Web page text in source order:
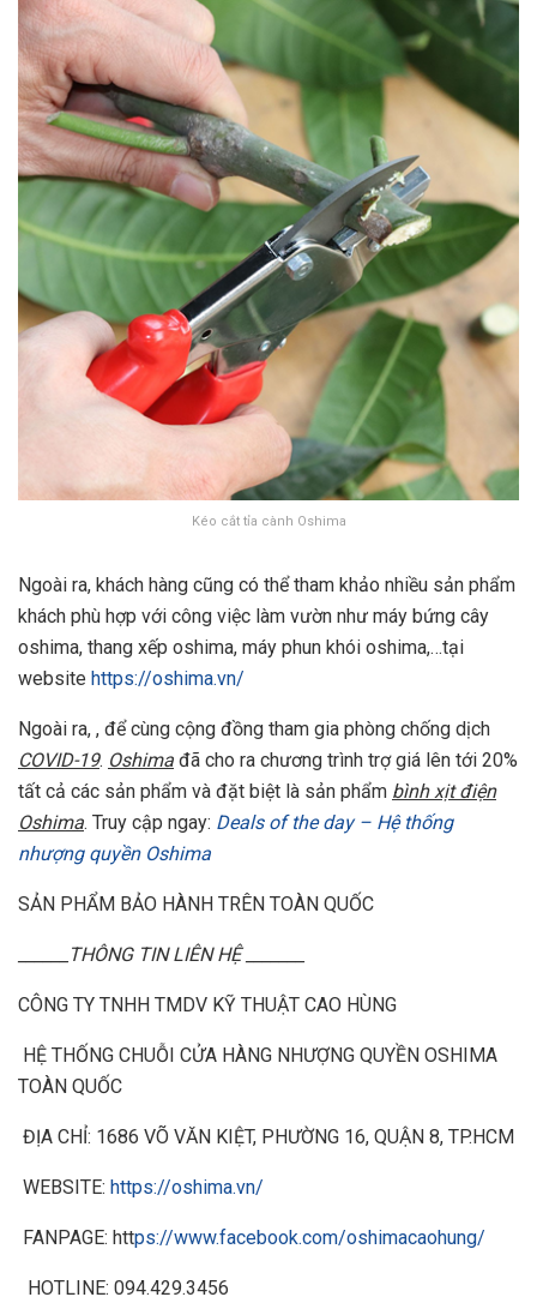
Kéo cắt tỉa cành Oshima
Ngoài ra, khách hàng cũng có thể tham khảo nhiều sản phẩm
khách phù hợp với công việc làm vườn như máy bứng cây
oshima, thang xếp oshima, máy phun khói oshima,…tại
website https://oshima.vn/
Ngoài ra, , để cùng cộng đồng tham gia phòng chống dịch
COVID-19. Oshima đã cho ra chương trình trợ giá lên tới 20%
tất cả các sản phẩm và đặt biệt là sản phẩm bình xịt điện
Oshima. Truy cập ngay: Deals of the day – Hệ thống
nhượng quyền Oshima
SẢN PHẨM BẢO HÀNH TRÊN TOÀN QUỐC
______THÔNG TIN LIÊN HỆ _______
CÔNG TY TNHH TMDV KỸ THUẬT CAO HÙNG
HỆ THỐNG CHUỖI CỬA HÀNG NHƯỢNG QUYỀN OSHIMA
TOÀN QUỐC
ĐỊA CHỈ: 1686 VÕ VĂN KIỆT, PHƯỜNG 16, QUẬN 8, TP.HCM
WEBSITE: https://oshima.vn/
FANPAGE: https://www.facebook.com/oshimacaohung/
️ HOTLINE: 094.429.3456